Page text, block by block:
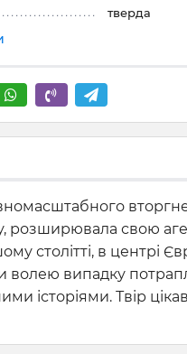
тверда
розширювала свою
столітті, в центрі
волею випадку
історіями. Твір